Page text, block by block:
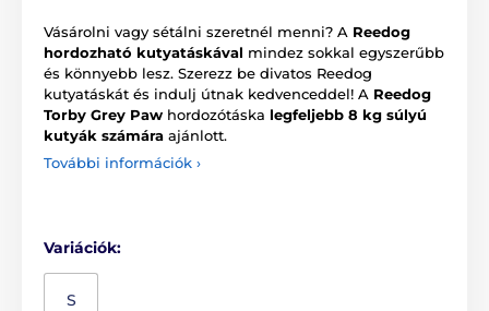
Vásárolni vagy sétálni szeretnél menni? A Reedog
hordozható kutyatáskával mindez sokkal egyszerűbb
és könnyebb lesz. Szerezz be divatos Reedog
kutyatáskát és indulj útnak kedvenceddel! A Reedog
Torby Grey Paw hordozótáska legfeljebb 8 kg súlyú
kutyák számára ajánlott.
További információk ›
Variációk:
S